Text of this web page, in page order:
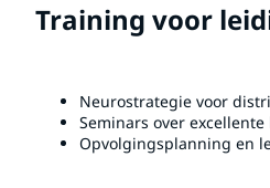
Training voor
Neurostrategie voor
Seminars over excellente
Opvolgingsplanning en